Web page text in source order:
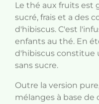
Le thé aux fruits est
sucré, frais et a des
d'hibiscus. C'est
enfants au thé. En
d'hibiscus constitue
sans sucre.
Outre la version
mélanges à base de